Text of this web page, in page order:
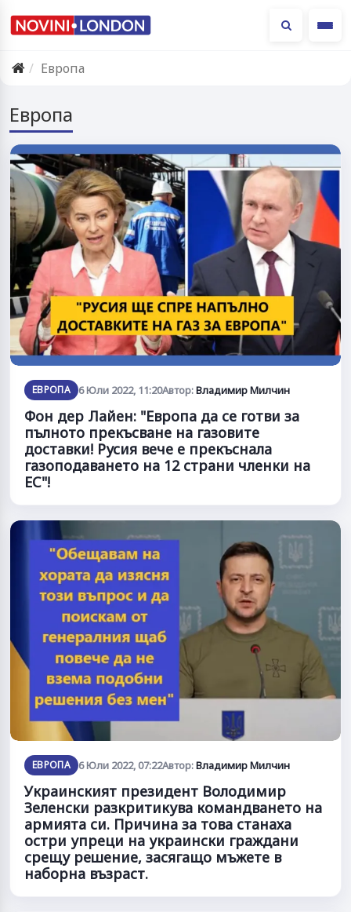
Европа
Европа
ЕВРОПА 6 Юли 2022, 11:20Автор:Владимир Милчин
Фон дер Лайен: "Европа да се готви за
пълното прекъсване на газовите
доставки! Русия вече е прекъснала
газоподаването на 12 страни членки на
ЕС"!
ЕВРОПА 6 Юли 2022, 07:22Автор:Владимир Милчин
Украинският президент Володимир
Зеленски разкритикува командването на
армията си. Причина за това станаха
остри упреци на украински граждани
срещу решение, засягащо мъжете в
наборна възраст.